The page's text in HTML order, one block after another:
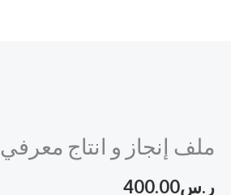
ملف إنجاز و انتاج معرفي
ر.س400.00
إنجاز
انتاج